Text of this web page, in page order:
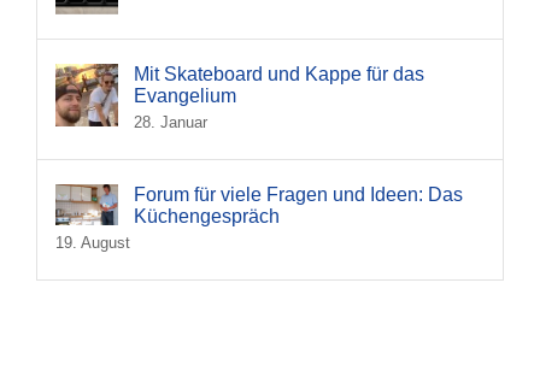
Mit Skateboard und Kappe für das
Evangelium
28. Januar
Forum für viele Fragen und Ideen: Das
Küchengespräch
19. August